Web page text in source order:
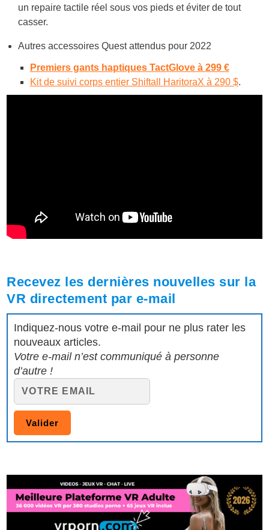
un repaire tactile réel sous vos pieds et éviter de tout
casser.
Autres accessoires Quest attendus pour 2022
Premiers gants haptiques TactGlove à 299 €
Kit de suivi corps entier Shiftall HaritoraX à 290 $.
Recevez les dernières nouvelles sur la
VR directement par e-mail
Indiquez-nous votre e-mail pour ne plus rater les
nouveaux articles.
Votre e-mail n’est communiqué à personne
d’autre !